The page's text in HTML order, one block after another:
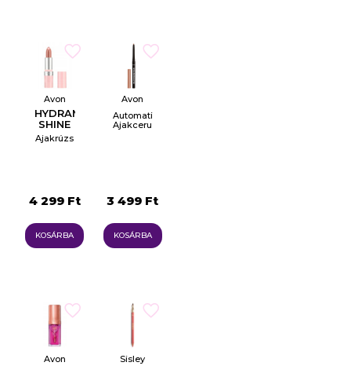
Avon
HYDRAMATIC
SHINE
LIPSTICK
Ajakrúzs
4 299 Ft
KOSÁRBA
Avon
Automatikus
Ajakceruza
3 499 Ft
KOSÁRBA
Avon Sisley